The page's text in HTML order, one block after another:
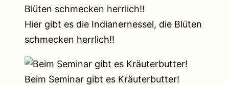
Hier gibt es die Indianernessel, die Blüten
schmecken herrlich!!
Beim Seminar gibt es Kräuterbutter!